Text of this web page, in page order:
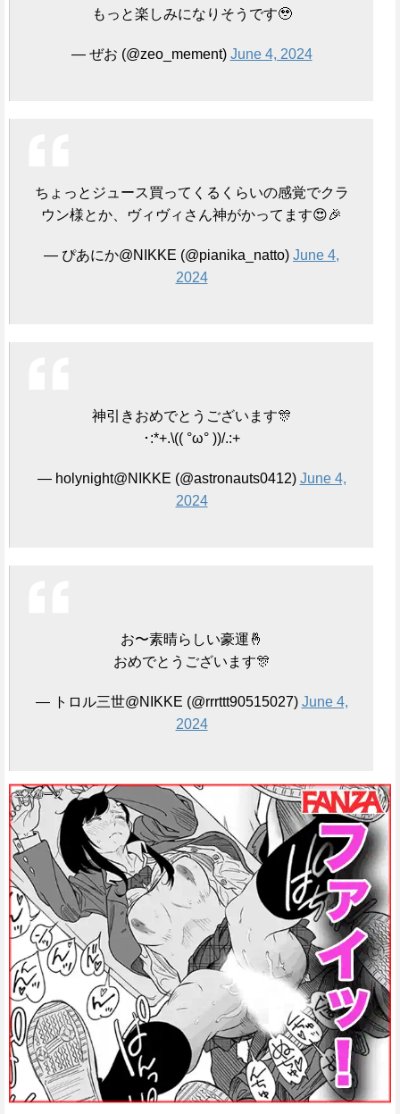
もっと楽しみになりそうです🥹
— ぜお (@zeo_mement) June 4, 2024
ちょっとジュース買ってくるくらいの感覚でクラ
ウン様とか、ヴィヴィさん神がかってます😍🎉
— ぴあにか@NIKKE (@pianika_natto) June 4,
2024
神引きおめでとうございます🎊
･:*+.\(( °ω° ))/.:+
— holynight@NIKKE (@astronauts0412) June 4,
2024
お〜素晴らしい豪運🤞
おめでとうございます🎊
— トロル三世@NIKKE (@rrrttt90515027) June 4,
2024